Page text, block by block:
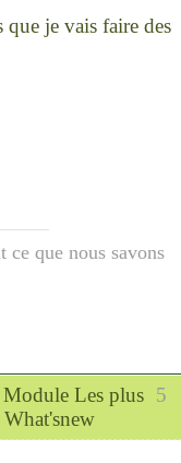
que je vais faire des
ce que nous savons
5
Module Les plus